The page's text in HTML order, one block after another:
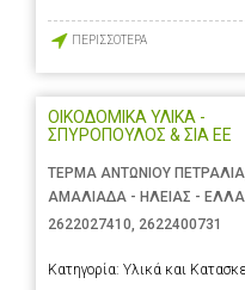
ΠΕΡΙΣΣΟΤΕΡΑ
ΟΙΚΟΔΟΜΙΚΑ ΥΛΙΚΑ -
ΣΠΥΡΟΠΟΥΛΟΣ & ΣΙΑ ΕΕ
ΤΕΡΜΑ ΑΝΤΩΝΙΟΥ
ΑΜΑΛΙΑΔΑ - ΗΛΕΙΑΣ -
2622027410, 2622400731
Κατηγορία: Υλικά και